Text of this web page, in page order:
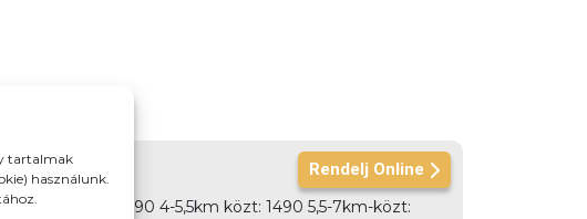
tartalmak
használunk.
Rendelj Online
3-4km-közt: 990 4-5,5km közt: 1490 5,5-7km-közt: